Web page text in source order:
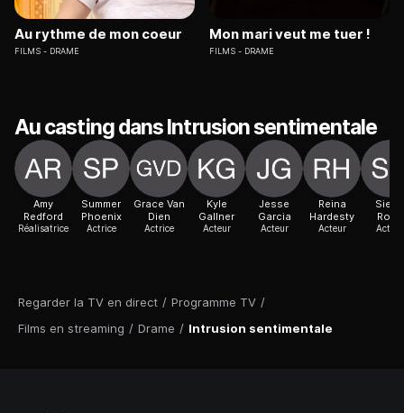
Regarder la TV en direct / Programme TV /
Films en streaming / Drame / Intrusion sentimentale
Au rythme de mon coeur
FILMS DRAME
Mon mari veut me tuer !
FILMS DRAME
Au casting dans Intrusion sentimentale
Amy
Redford
Réalisatrice
Summer
Phoenix
Actrice
Grace Van
Dien
Actrice
Kyle
Gallner
Acteur
Jesse
Garcia
Acteur
Reina
Hardesty
Acteur
Sierra
Rose
Acteur